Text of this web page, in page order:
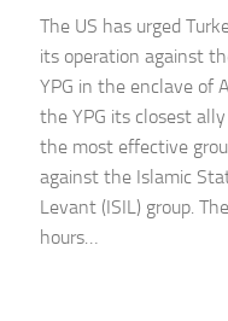
The US has urged
its operation against
YPG in the enclave of
the YPG its closest
the most effective
against the Islamic
Levant (ISIL) group.
hours…